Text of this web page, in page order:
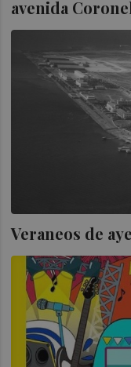
avenida
Veraneos de